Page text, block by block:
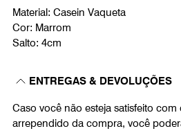
Material: Casein Vaqueta
Cor: Marrom
Salto: 4cm
ENTREGAS & DEVOLUÇÕES
Caso você não esteja satisfeito
arrependido da compra, você